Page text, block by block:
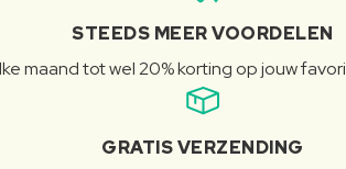
STEEDS MEER VOORDELEN
maand tot wel 20% korting op jouw
GRATIS VERZENDING